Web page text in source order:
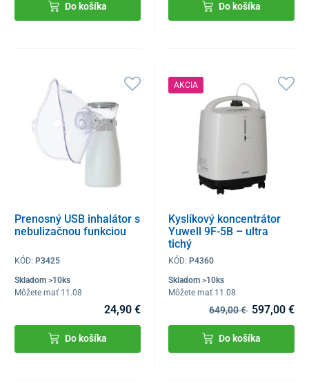
Do košíka Do košíka
Prenosný USB inhalátor s
nebulizačnou funkciou
KÓD: P3425
Skladom >10ks
Môžete mať 11.08
24,90 €
Do košíka
AKCIA
Kyslíkový koncentrátor
Yuwell 9F-5B – ultra
tichý
KÓD: P4360
Skladom >10ks
Môžete mať 11.08
649,00 € 597,00 €
Do košíka